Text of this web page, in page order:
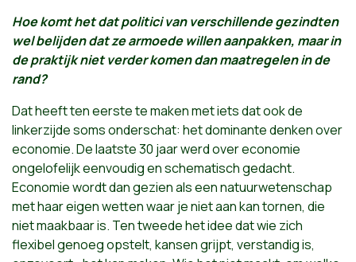
Hoe komt het dat politici van verschillende gezindten
wel belijden dat ze armoede willen aanpakken, maar in
de praktijk niet verder komen dan maatregelen in de
rand?
Dat heeft ten eerste te maken met iets dat ook de
linkerzijde soms onderschat: het dominante denken over
economie. De laatste 30 jaar werd over economie
ongelofelijk eenvoudig en schematisch gedacht.
Economie wordt dan gezien als een natuurwetenschap
met haar eigen wetten waar je niet aan kan tornen, die
niet maakbaar is. Ten tweede het idee dat wie zich
flexibel genoeg opstelt, kansen grijpt, verstandig is,